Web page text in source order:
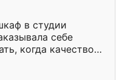
в студии
себе
когда качеством
кухня уже почти